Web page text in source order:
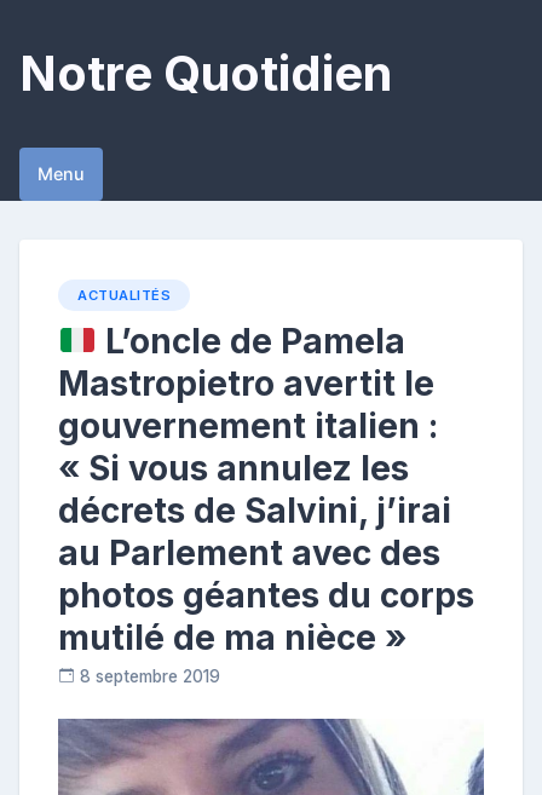
content
Notre Quotidien
Menu
ACTUALITÉS
L’oncle de Pamela
Mastropietro avertit le
gouvernement italien :
« Si vous annulez les
décrets de Salvini, j’irai
au Parlement avec des
photos géantes du corps
mutilé de ma nièce »
8 septembre 2019
e
p
o